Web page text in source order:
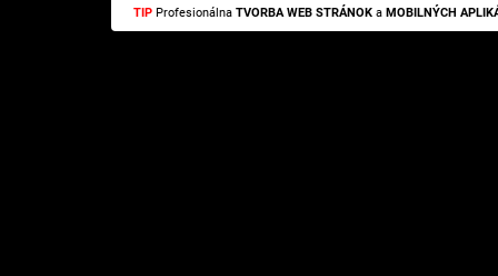
TIP Profesionálna TVORBA WEB STRÁNOK a MOBILNÝCH